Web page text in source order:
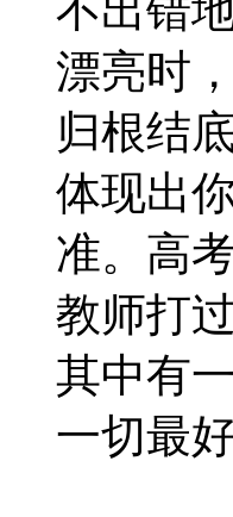
不出错
漂亮时
归根结
体现出
准。高
教师打
其中有
一切最